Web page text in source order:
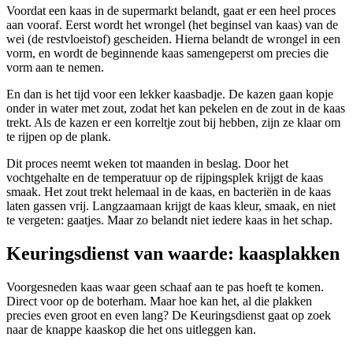
Voordat een kaas in de supermarkt belandt, gaat er een heel proces
aan vooraf. Eerst wordt het wrongel (het beginsel van kaas) van de
wei (de restvloeistof) gescheiden. Hierna belandt de wrongel in een
vorm, en wordt de beginnende kaas samengeperst om precies die
vorm aan te nemen.
En dan is het tijd voor een lekker kaasbadje. De kazen gaan kopje
onder in water met zout, zodat het kan pekelen en de zout in de kaas
trekt. Als de kazen er een korreltje zout bij hebben, zijn ze klaar om
te rijpen op de plank.
Dit proces neemt weken tot maanden in beslag. Door het
vochtgehalte en de temperatuur op de rijpingsplek krijgt de kaas
smaak. Het zout trekt helemaal in de kaas, en bacteriën in de kaas
laten gassen vrij. Langzaamaan krijgt de kaas kleur, smaak, en niet
te vergeten: gaatjes. Maar zo belandt niet iedere kaas in het schap.
Keuringsdienst van waarde: kaasplakken
Voorgesneden kaas waar geen schaaf aan te pas hoeft te komen.
Direct voor op de boterham. Maar hoe kan het, al die plakken
precies even groot en even lang? De Keuringsdienst gaat op zoek
naar de knappe kaaskop die het ons uitleggen kan.